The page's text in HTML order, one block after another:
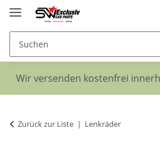
Wir versenden kostenfrei
Zurück zur Liste Lenkräder